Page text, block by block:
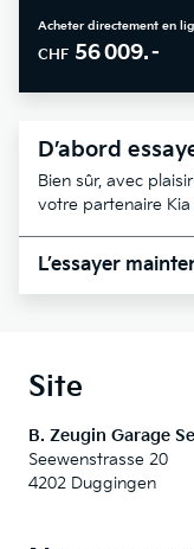
Acheter directement en
CHF 56 009.–
D’abord
Bien sûr, avec
votre partenaire
L’essayer
Site
B. Zeugin Garage
Seewenstrasse 20
4202 Duggingen